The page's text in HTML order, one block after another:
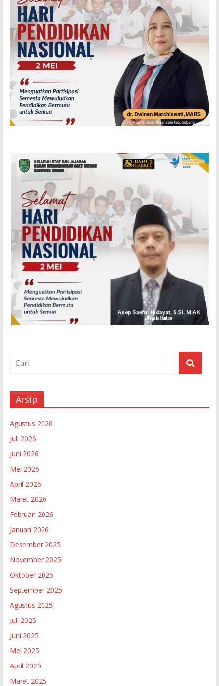
Arsip
Agustus 2026
Juli 2026
Juni 2026
Mei 2026
April 2026
Maret 2026
Februari 2026
Januari 2026
Desember 2025
November 2025
Oktober 2025
September 2025
Agustus 2025
Juli 2025
Juni 2025
Mei 2025
April 2025
Maret 2025